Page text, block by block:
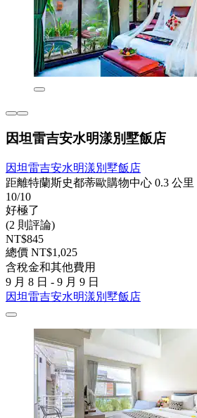
因坦雷吉安水明漾別墅飯店
因坦雷吉安水明漾別墅飯店
距離特蘭斯史都蒂歐購物中心 0.3 公里
10/10
好極了
(2 則評論)
NT$845
總價 NT$1,025
含稅金和其他費用
9 月 8 日 - 9 月 9 日
因坦雷吉安水明漾別墅飯店